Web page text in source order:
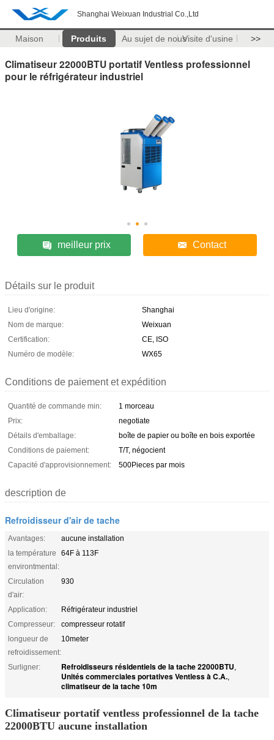
Shanghai Weixuan Industrial Co.,Ltd
Maison Produits Au sujet de nousVisite d'usine >>
Climatiseur 22000BTU portatif Ventless professionnel
pour le réfrigérateur industriel
meilleur prix Contact
Détails sur le produit
Lieu d'origine:
Shanghai
Nom de marque:
Weixuan
Certification:
CE, ISO
Numéro de modèle:
WX65
Conditions de paiement et expédition
Quantité de commande min:
1 morceau
Prix:
negotiate
Détails d'emballage:
boîte de papier ou boîte en bois exportée
Conditions de paiement:
T/T, négocient
Capacité d'approvisionnement:
500Pieces par mois
description de
Refroidisseur d'air de tache
Avantages:
aucune installation
la température
environtmental:
64F à 113F
Circulation
d'air:
930
Application:
Réfrigérateur industriel
Compresseur:
compresseur rotatif
longueur de
refroidissement:
10meter
Surligner: Refroidisseurs résidentiels de la tache 22000BTU,
Unités commerciales portatives Ventless à C.A.,
climatiseur de la tache 10m
Climatiseur portatif ventless professionnel de la tache
22000BTU aucune installation